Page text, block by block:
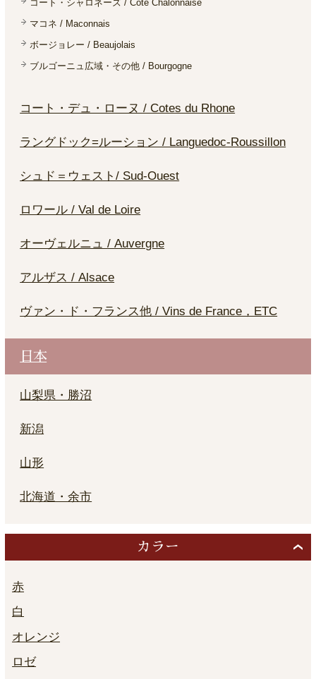
コート・シャロネーズ / Cote Chalonnaise
マコネ / Maconnais
ボージョレー / Beaujolais
ブルゴーニュ広域・その他 / Bourgogne
コート・デュ・ローヌ / Cotes du Rhone
ラングドック=ルーション / Languedoc-Roussillon
シュド＝ウェスト/ Sud-Ouest
ロワール / Val de Loire
オーヴェルニュ / Auvergne
アルザス / Alsace
ヴァン・ド・フランス他 / Vins de France，ETC
日本
山梨県・勝沼
新潟
山形
北海道・余市
カラー
赤
白
オレンジ
ロゼ